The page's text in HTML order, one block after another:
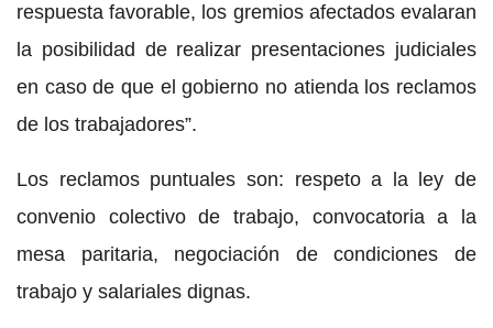
respuesta favorable, los gremios afectados evalaran
la posibilidad de realizar presentaciones judiciales
en caso de que el gobierno no atienda los reclamos
de los trabajadores”.
Los reclamos puntuales son: respeto a la ley de
convenio colectivo de trabajo, convocatoria a la
mesa paritaria, negociación de condiciones de
trabajo y salariales dignas.